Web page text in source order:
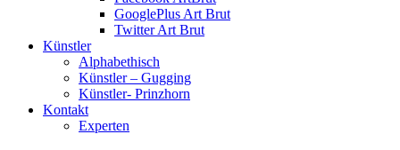
GooglePlus Art Brut
Twitter Art Brut
Künstler
Alphabethisch
Künstler – Gugging
Künstler- Prinzhorn
Kontakt
Experten